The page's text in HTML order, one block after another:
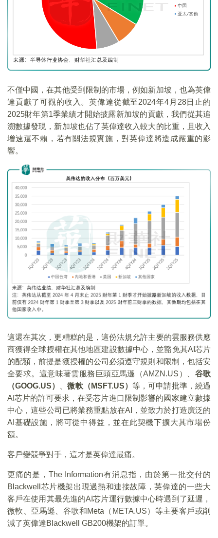
不僅中國，在其他受到限制的市場，例如新加坡，也為英偉
達貢獻了可觀的收入。英偉達從截至2024年4月28日止的
2025財年第1季業績才開始披露新加坡的貢獻，我們從其追
溯數據發現，新加坡也佔了英偉達收入較大的比重，且收入
增速還不賴，若有關法規實施，對英偉達將造成嚴重的影
響。
這還在其次，更糟糕的是，這份法規允許主要的雲服務供應
商獲得全球授權在其他地區建設數據中心，並豁免其AI芯片
的配額，前提是獲授權的公司必須遵守規則和限制，包括安
全要求。這意味著雲服務巨頭亞馬遜（AMZN.US）、 谷歌
（GOOG.US）
、微軟（MSFT.US）等，可申請批準，繞過
AI芯片的許可要求，在受芯片進口限制影響的國家建立數據
中心，這些公司已將業務重點放在AI，並致力於打造廣泛的
AI基礎設施，將可從中得益，並在此契機下擴大其市場份
額。
客戶變競爭對手，這才是英偉達最痛。
更痛的是，The Information有消息指，由於第一批交付的
Blackwell芯片機架出現過熱和連接故障，英偉達的一些大
客戶在使用其最先進的AI芯片運行數據中心時遇到了延遲，
微軟、亞馬遜、谷歌和Meta（META.US）等主要客戶或削
減了英偉達Blackwell GB200機架的訂單。